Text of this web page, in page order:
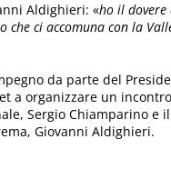
Aldighieri: «ho il dovere
ci accomuna con la
da parte del
a organizzare un
Sergio Chiamparino e
Giovanni Aldighieri.